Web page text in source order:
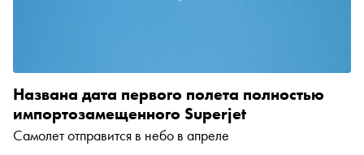
Названа дата первого полета полностью
импортозамещенного Superjet
Самолет отправится в небо в апреле